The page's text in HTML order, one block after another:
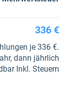
336 €
je 336 €.
dann jährlich
Inkl. Steuern